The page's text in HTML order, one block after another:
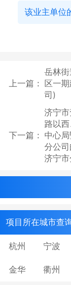
该业主单位
上一篇：
岳林
区一
司)
下一篇：
济宁
路以
中心
分公
济宁
项目所在城市查
杭州 宁波
金华 衢州